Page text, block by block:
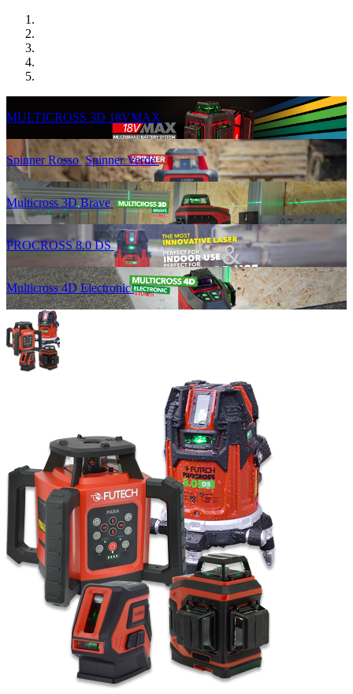
MULTICROSS 3D 18VMAX
Spinner Rosso Spinner Verde
Multicross 3D Brave
PROCROSS 8.0 DS
Multicross 4D Electronic